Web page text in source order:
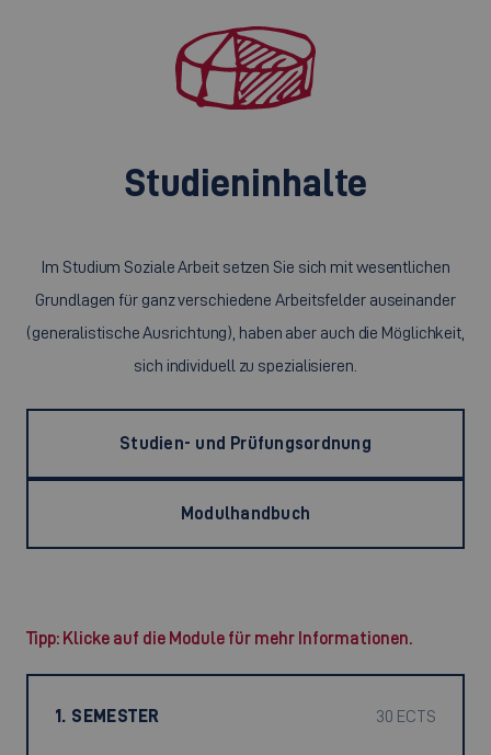
Studieninhalte
Im Studium Soziale Arbeit setzen Sie sich mit wesentlichen
Grundlagen für ganz verschiedene Arbeitsfelder auseinander
(generalistische Ausrichtung), haben aber auch die Möglichkeit,
sich individuell zu spezialisieren.
Studien- und Prüfungsordnung
Modulhandbuch
Tipp: Klicke auf die Module für mehr Informationen.
1. SEMESTER 30 ECTS